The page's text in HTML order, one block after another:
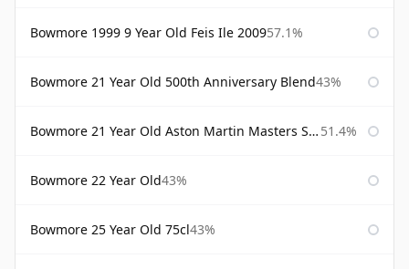
Bowmore 1999 9 Year Old Feis Ile 200957.1%
Bowmore 21 Year Old 500th Anniversary Blend43%
Bowmore 21 Year Old Aston Martin Masters Selection 2024 51.4%
Bowmore 22 Year Old43%
Bowmore 25 Year Old 75cl43%